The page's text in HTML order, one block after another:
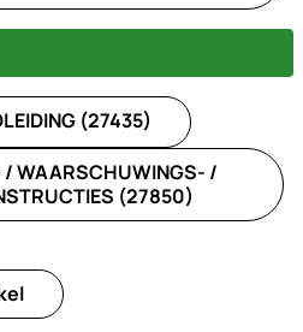
(27435)
/ WAARSCHUWINGS- /
(27850)